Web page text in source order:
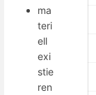
ma
teri
ell
exi
stie
ren